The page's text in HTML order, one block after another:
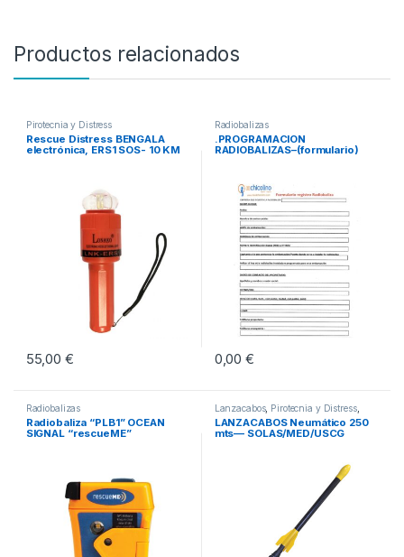
Productos relacionados
Pirotecnia y Distress
Rescue Distress BENGALA
electrónica, ERS1 SOS- 10 KM
55,00 €
Radiobalizas
.PROGRAMACION
RADIOBALIZAS–(formulario)
0,00€
Radiobalizas
Radiobaliza “PLB1” OCEAN
SIGNAL “rescueME”
Lanzacabos, Pirotecnia y Distress,
Seguridad Activa
LANZACABOS Neumático 250
mts— SOLAS/MED/USCG